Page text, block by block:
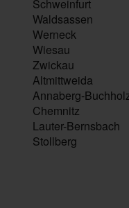
Schweinfurt
Waldsassen
Werneck
Wiesau
Zwickau
Altmittweida
Annaberg-
Chemnitz
Lauter-Bernsbach
Stollberg